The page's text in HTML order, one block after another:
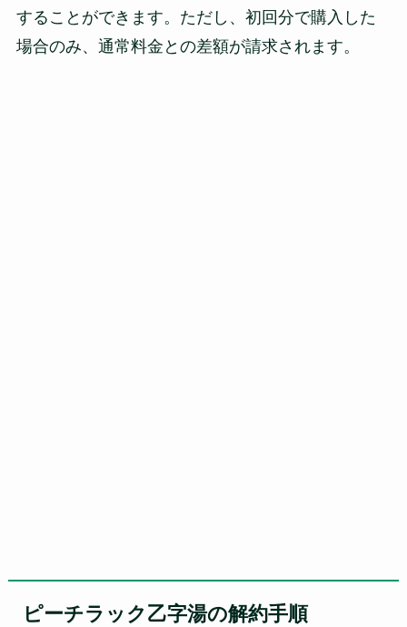
することができます。ただし、初回分で購入した
場合のみ、通常料金との差額が請求されます。
ピーチラック乙字湯の解約手順